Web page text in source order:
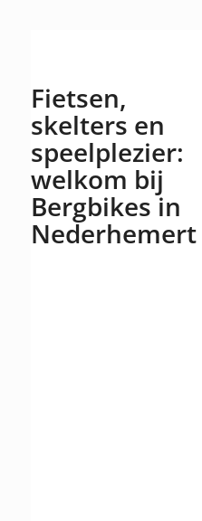
Fietsen,
skelters en
speelplezier:
welkom bij
Bergbikes in
Nederhemert